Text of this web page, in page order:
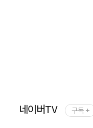
네이버TV 구독 +